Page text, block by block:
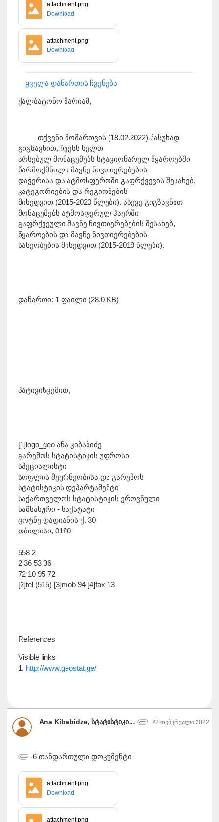
attachment.png
Download
attachment.png
Download
ყველა დანართის ჩვენება
ქალბატონო მარიამ,
თქვენი მომართვის (18.02.2022) პასუხად
გიგზავნით, ჩვენს ხელთ
არსებულ მონაცემებს სტაციონარულ წყაროებში
წარმოქმნილი მავნე ნივთიერებების
დაჭერისა და ატმოსფეროში გაფრქვევის შესახებ,
კატეგორიების და რეგიონების
მიხედვით (2015-2020 წლები). ასევე გიგზავნით
მონაცემებს ატმოსფერულ ჰაერში
გაფრქვეული მავნე ნივთიერებების შესახებ,
წყაროების და მავნე ნივთიერებების
სახეობების მიხედვით (2015-2019 წლები).
დანართი: 1 ფაილი (28.0 KB)
პატივისცემით,
[1]logo_geo ანა კიბაბიძე
გარემოს სტატისტიკის უფროსი
სპეციალისტი
სოფლის მეურნეობისა და გარემოს
სტატისტიკის დეპარტამენტი
საქართველოს სტატისტიკის ეროვნული
სამსახური - საქსტატი
ცოტნე დადიანის ქ. 30
თბილისი, 0180
558 2
2 36 53 36
72 10 95 72
[2]tel (515) [3]mob 94 [4]fax 13
References
Visible links
1. http://www.geostat.ge/
Ana Kibabidze, სტატისტიკის ეროვნული სამსახური 22 თებერვალი 2022
6 თანდართული დოკუმენტი
attachment.png
Download
attachment.png